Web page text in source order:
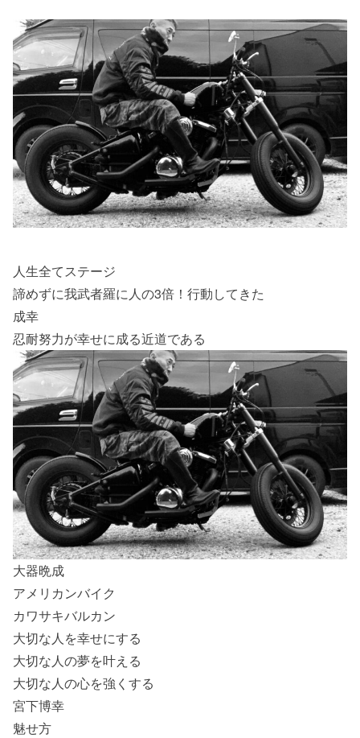
人生全てステージ
諦めずに我武者羅に人の3倍！行動してきた
成幸
忍耐努力が幸せに成る近道である
大器晩成
アメリカンバイク
カワサキバルカン
大切な人を幸せにする
大切な人の夢を叶える
大切な人の心を強くする
宮下博幸
魅せ方